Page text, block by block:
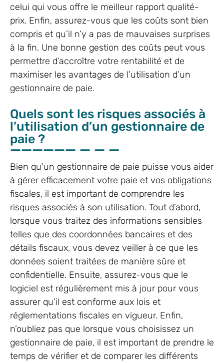
celui qui vous offre le meilleur rapport qualité-
prix. Enfin, assurez-vous que les coûts sont bien
compris et qu’il n’y a pas de mauvaises surprises
à la fin. Une bonne gestion des coûts peut vous
permettre d’accroître votre rentabilité et de
maximiser les avantages de l’utilisation d’un
gestionnaire de paie.
Quels sont les risques associés à
l’utilisation d’un gestionnaire de
paie ?
Bien qu’un gestionnaire de paie puisse vous aider
à gérer efficacement votre paie et vos obligations
fiscales, il est important de comprendre les
risques associés à son utilisation. Tout d’abord,
lorsque vous traitez des informations sensibles
telles que des coordonnées bancaires et des
détails fiscaux, vous devez veiller à ce que les
données soient traitées de manière sûre et
confidentielle. Ensuite, assurez-vous que le
logiciel est régulièrement mis à jour pour vous
assurer qu’il est conforme aux lois et
réglementations fiscales en vigueur. Enfin,
n’oubliez pas que lorsque vous choisissez un
gestionnaire de paie, il est important de prendre le
temps de vérifier et de comparer les différents